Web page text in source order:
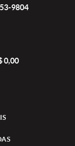
9804
0,00